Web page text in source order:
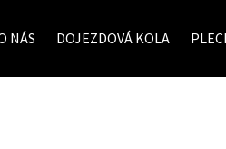
NÁS DOJEZDOVÁ KOLA